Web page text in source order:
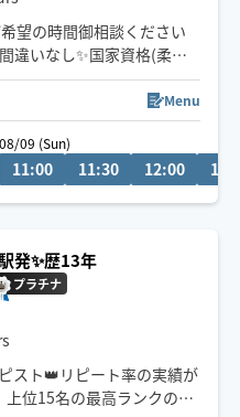
望の時間御相談ください
違いなし✨国家資格(柔整)
室リラクゼーション経験
Menu
08/09 (Sun)
11:00 11:30 12:00
発✨歴13年
プラチナ
スト👑リピート率の実績が
位15名の最高ランクのセ